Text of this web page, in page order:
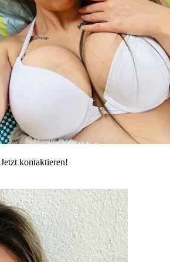
Jetzt kontaktieren!